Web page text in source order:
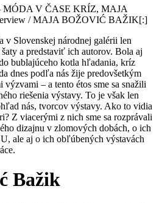
MÓDA V ČASE KRÍZ, MAJA
/ MAJA BOŽOVIĆ BAŽIK[:]
v Slovenskej národnej galérii len
a predstaviť ich autorov. Bola aj
bublajúceho kotla hľadania, kríz
dnes podľa nás žije predovšetkým
– a tento étos sme sa snažili
riešenia výstavy. To je však len
nás, tvorcov výstavy. Ako to vidia
Z viacerými z nich sme sa rozprávali
dizajnu v zlomových dobách, o ich
ale aj o ich obľúbených výstavách
Bažik